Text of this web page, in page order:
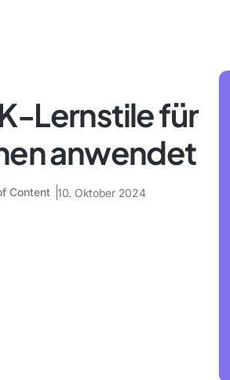
Lernstile für
anwendet
Content 10. Oktober 2024